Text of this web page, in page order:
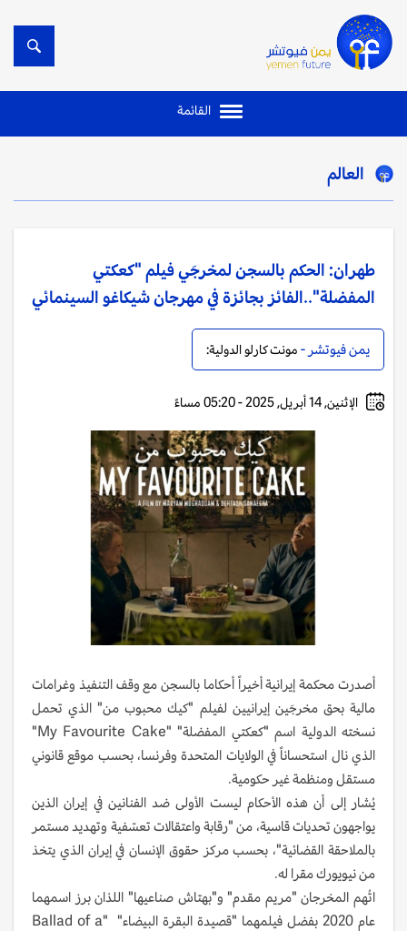
القائمة
العالم
طهران: الحكم بالسجن لمخرجَي فيلم "كعكتي
المفضلة"..الفائز بجائزة في مهرجان شيكاغو السينمائي
يمن فيوتشر - مونت كارلو الدولية:
الإثنين, 14 أبريل, 2025 - 05:20 مساءً
أصدرت محكمة إيرانية أخيراً أحكاما بالسجن مع وقف التنفيذ وغرامات
مالية بحق مخرجَين إيرانيين لفيلم "كيك محبوب من" الذي تحمل
نسخته الدولية اسم "كعكتي المفضلة" "My Favourite Cake"
الذي نال استحساناً في الولايات المتحدة وفرنسا، بحسب موقع قانوني
مستقل ومنظمة غير حكومية.
يُشار إلى أن هذه الأحكام ليست الأولى ضد الفنانين في إيران الذين
يواجهون تحديات قاسية، من "رقابة واعتقالات تعسّفية وتهديد مستمر
بالملاحقة القضائية"، بحسب مركز حقوق الإنسان في إيران الذي يتخذ
من نيويورك مقرا له.
اتُهم المخرجان "مريم مقدم" و"بهتاش صناعيها" اللذان برز اسمهما
عام 2020 بفضل فيلمهما "قصيدة البقرة البيضاء" "Ballad of a